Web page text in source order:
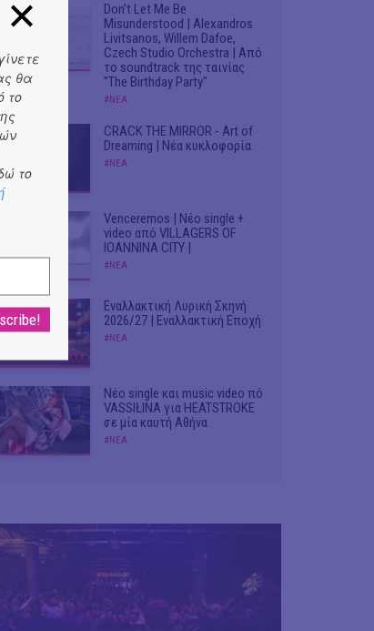
Don't Let Me Be
Misunderstood | Alexandros
Livitsanos, Willem Dafoe,
Czech Studio Orchestra | Από
το soundtrack της ταινίας
"The Birthday Party"
#ΝΕΑ
CRACK THE MIRROR - Art of
Dreaming | Νέα κυκλοφορία
#ΝΕΑ
Venceremos | Νέο single +
video από VILLAGERS OF
IOANNINA CITY |
#ΝΕΑ
Εναλλακτική Λυρική Σκηνή
2026/27 | Εναλλακτική Εποχή
#ΝΕΑ
Νέο single και music video πό
VASSIŁINA για HEATSTROKE
σε μία καυτή Αθήνα
#ΝΕΑ
θα
το
το